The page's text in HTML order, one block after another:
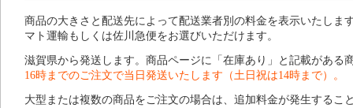
商品の大きさと配送先によって配送業者別の料金を表示いたしま
マト運輸もしくは佐川急便をお選びいただけます。
滋賀県から発送します。商品ページに「在庫あり」と記載がある
16時までのご注文で当日発送いたします（土日祝は14時まで）。
大型または複数の商品をご注文の場合は、追加料金が発生するこ